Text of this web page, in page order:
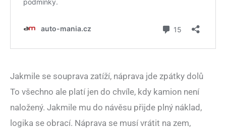
Jakmile se souprava zatíží, náprava jde zpátky dolů
To všechno ale platí jen do chvíle, kdy kamion není
naložený. Jakmile mu do návěsu přijde plný náklad,
logika se obrací. Náprava se musí vrátit na zem,